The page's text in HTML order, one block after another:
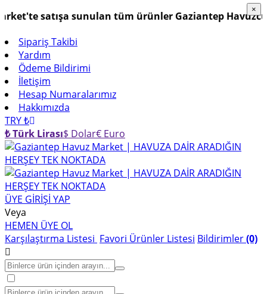
satışa sunulan tüm ürünler Gaziantep Havuzculuk
Sipariş Takibi
Yardım
Ödeme Bildirimi
İletişim
Hesap Numaralarımız
Hakkımızda
TRY ₺
₺ Türk Lirası$ Dolar€ Euro
ÜYE GİRİŞİ YAP
Veya
HEMEN ÜYE OL
Karşılaştırma Listesi Favori Ürünler Listesi Bildirimler(0)
×
×